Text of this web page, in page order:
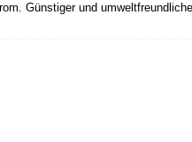
Günstiger und